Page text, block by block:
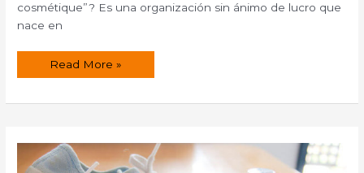
cosmétique”? Es una organización sin ánimo de lucro que
nace en
¿Qué
Cosmétique?
Read More »